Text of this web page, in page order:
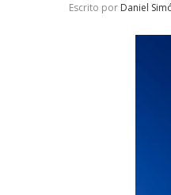
Escrito por Daniel